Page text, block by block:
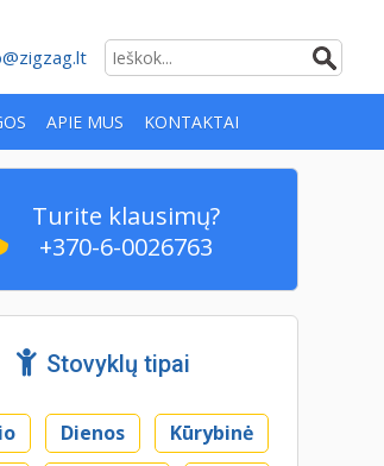
APIE MUS KONTAKTAI
Turite klausimų?
+370-6-0026763
Stovyklų tipai
Dienos
Kūrybinė